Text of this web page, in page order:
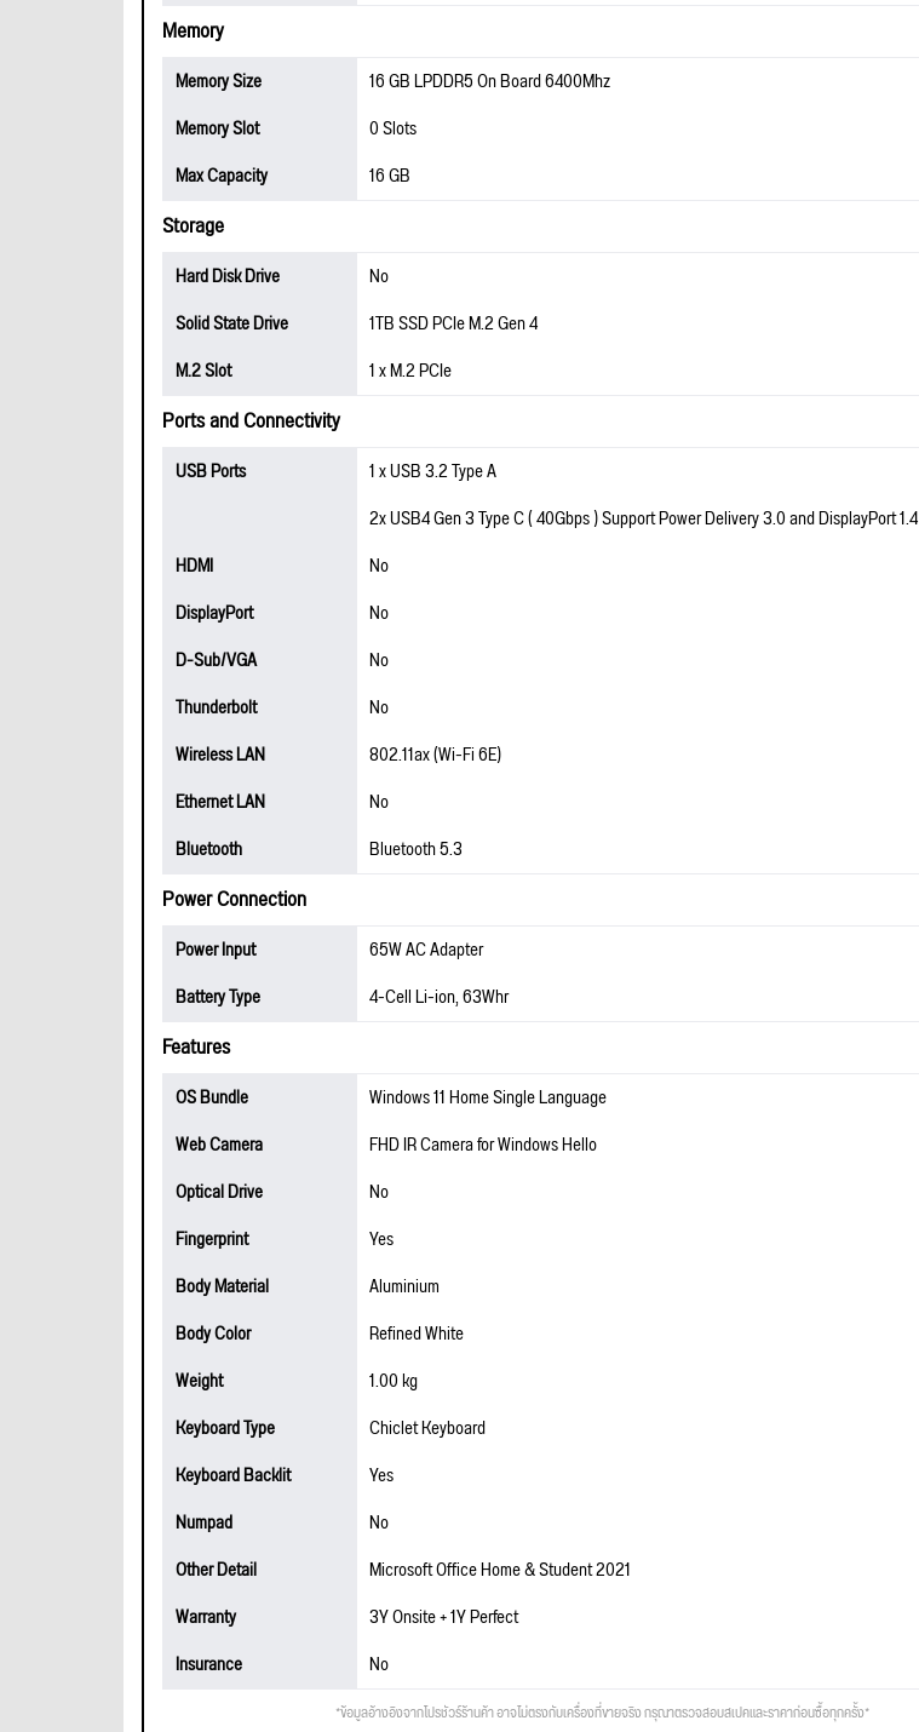
Memory
Memory Size
16 GB LPDDR5 On Board 6400Mhz
Memory Slot
0 Slots
Max Capacity
16 GB
Storage
Hard Disk Drive
No
Solid State Drive
1TB SSD PCIe M.2 Gen 4
M.2 Slot
1 x M.2 PCIe
Ports and Connectivity
USB Ports
1 x USB 3.2 Type A
2x USB4 Gen 3 Type C ( 40Gbps ) Support Power Delivery 3.0 and DisplayPort 1.4
HDMI
No
DisplayPort
No
D-Sub/VGA
No
Thunderbolt
No
Wireless LAN
802.11ax (Wi-Fi 6E)
Ethernet LAN
No
Bluetooth
Bluetooth 5.3
Power Connection
Power Input
65W AC Adapter
Battery Type
4-Cell Li-ion, 63Whr
Features
OS Bundle
Windows 11 Home Single Language
Web Camera
FHD IR Camera for Windows Hello
Optical Drive
No
Fingerprint
Yes
Body Material
Aluminium
Body Color
Refined White
Weight
1.00 kg
Keyboard Type
Chiclet Keyboard
Keyboard Backlit
Yes
Numpad
No
Other Detail
Microsoft Office Home & Student 2021
Warranty
3Y Onsite + 1Y Perfect
Insurance
No
*ข้อมูลอ้างอิงจากโปรชัวร์ร้านค้า อาจไม่ตรงกับเครื่องที่ขายจริง กรุณาตรวจสอบสเปคและราคาก่อนซื้อทุกครั้ง*